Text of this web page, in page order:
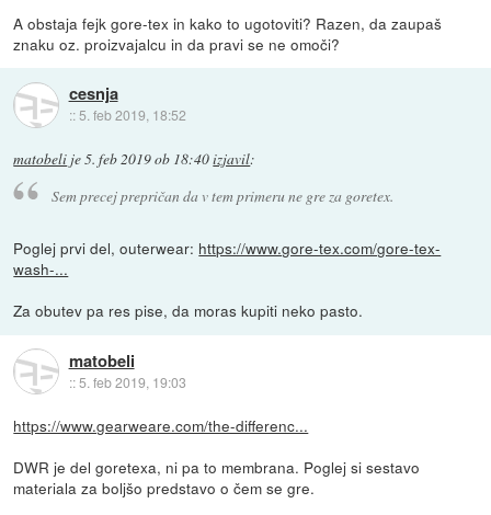
A obstaja fejk gore-tex in kako to ugotoviti? Razen, da zaupaš
znaku oz. proizvajalcu in da pravi se ne omoči?
cesnja
:: 5. feb 2019, 18:52
matobeli je5. feb 2019 ob 18:40izjavil:
Sem precej prepričan da v tem primeru ne gre za goretex.
Poglej prvi del, outerwear: https://www.gore-tex.com/gore-tex-
wash-...
Za obutev pa res pise, da moras kupiti neko pasto.
matobeli
::5. feb 2019, 19:03
https://www.gearweare.com/the-differenc...
DWR je del goretexa, ni pa to membrana. Poglej si sestavo
materiala za boljšo predstavo o čem se gre.